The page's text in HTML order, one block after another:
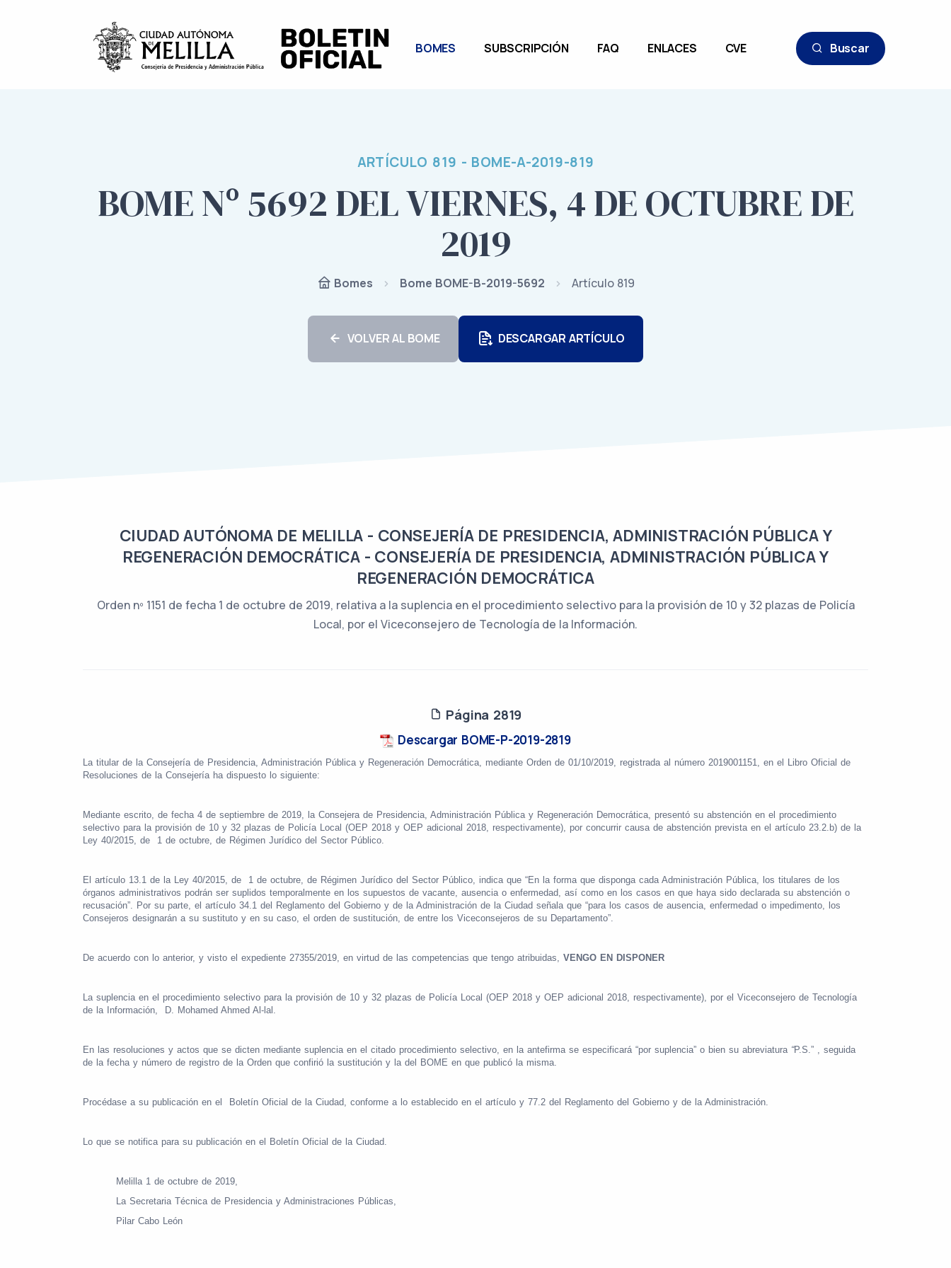
BOMES SUBSCRIPCIÓN FAQ ENLACES CVE Buscar
ARTÍCULO 819 - BOME-A-2019-819
BOME Nº 5692 DEL VIERNES, 4 DE OCTUBRE DE
2019
Bomes Bome BOME-B-2019-5692 Artículo 819
VOLVER AL BOME DESCARGAR ARTÍCULO
CIUDAD AUTÓNOMA DE MELILLA - CONSEJERÍA DE PRESIDENCIA, ADMINISTRACIÓN PÚBLICA Y
REGENERACIÓN DEMOCRÁTICA - CONSEJERÍA DE PRESIDENCIA, ADMINISTRACIÓN PÚBLICA Y
REGENERACIÓN DEMOCRÁTICA
Orden nº 1151 de fecha 1 de octubre de 2019, relativa a la suplencia en el procedimiento selectivo para la provisión de 10 y 32 plazas de Policía
Local, por el Viceconsejero de Tecnología de la Información.
Página 2819
Descargar BOME-P-2019-2819
La titular de la Consejería de Presidencia, Administración Pública y Regeneración Democrática, mediante Orden de 01/10/2019, registrada al número 2019001151, en el Libro Oficial de
Resoluciones de la Consejería ha dispuesto lo siguiente:
Mediante escrito, de fecha 4 de septiembre de 2019, la Consejera de Presidencia, Administración Pública y Regeneración Democrática, presentó su abstención en el procedimiento
selectivo para la provisión de 10 y 32 plazas de Policía Local (OEP 2018 y OEP adicional 2018, respectivamente), por concurrir causa de abstención prevista en el artículo 23.2.b) de la
Ley 40/2015, de
1 de octubre, de Régimen Jurídico del Sector Público.
El artículo 13.1 de la Ley 40/2015, de
1 de octubre, de Régimen Jurídico del Sector Público, indica que “En la forma que disponga cada Administración Pública, los titulares de los
órganos administrativos podrán ser suplidos temporalmente en los supuestos de vacante, ausencia o enfermedad, así como en los casos en que haya sido declarada su abstención o
recusación”. Por su parte, el artículo 34.1 del Reglamento del Gobierno y de la Administración de la Ciudad señala que “para los casos de ausencia, enfermedad o impedimento, los
Consejeros designarán a su sustituto y en su caso, el orden de sustitución, de entre los Viceconsejeros de su Departamento”.
De acuerdo con lo anterior, y visto el expediente 27355/2019, en virtud de las competencias que tengo atribuidas, VENGO EN DISPONER
La suplencia en el procedimiento selectivo para la provisión de 10 y 32 plazas de Policía Local (OEP 2018 y OEP adicional 2018, respectivamente), por el Viceconsejero de Tecnología
de la Información,
D. Mohamed Ahmed Al-lal.
En las resoluciones y actos que se dicten mediante suplencia en el citado procedimiento selectivo, en la antefirma se especificará “por suplencia” o bien su abreviatura “P.S.” , seguida
de la fecha y número de registro de la Orden que confirió la sustitución y la del BOME en que publicó la misma.
Procédase a su publicación en el Boletín Oficial de la Ciudad, conforme a lo establecido en el artículo y 77.2 del Reglamento del Gobierno y de la Administración.
Lo que se notifica para su publicación en el Boletín Oficial de la Ciudad.
Melilla 1 de octubre de 2019,
La Secretaria Técnica de Presidencia y Administraciones Públicas,
Pilar Cabo León